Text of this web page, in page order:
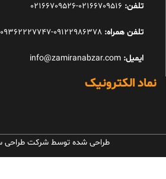
تلفن:
تلفن همراه: 09122986378-09362227747
ایمیل:
نماد الکترونیک
طراحی شده توسط شرکت طراحی